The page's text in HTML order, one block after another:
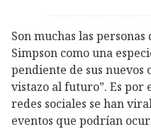
Son muchas las
Simpson como una
pendiente de sus
vistazo al futuro”. Es por
redes sociales se han
eventos que podrían